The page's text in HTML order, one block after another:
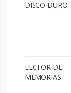
DISCO DURO
LECTOR DE
MEMORIAS